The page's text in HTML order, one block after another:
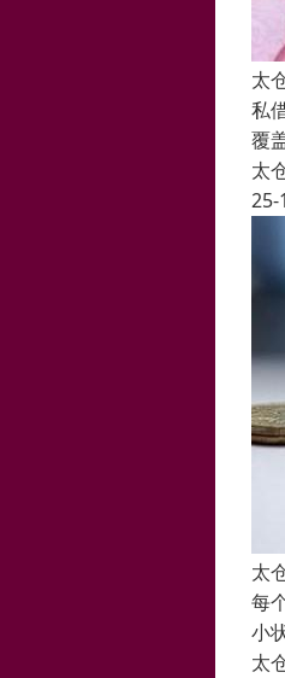
太
私
覆
太
25-
太
每
小
太